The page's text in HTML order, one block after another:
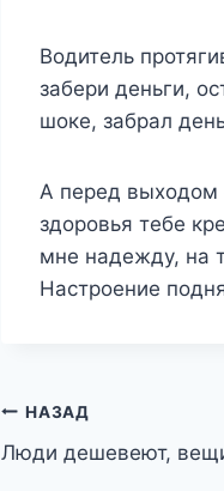
Водитель
забери деньги,
шоке, забрал
А перед выходом
здоровья тебе
мне надежду, на
Настроение
Навигация
по
НАЗАД
Люди дешевеют,